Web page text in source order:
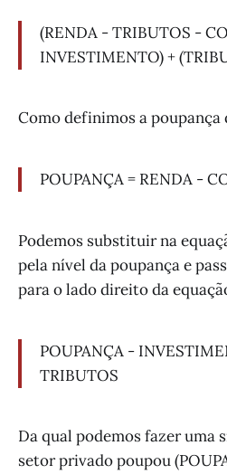
(RENDA - TRIBUTOS -
INVESTIMENTO) +
Como definimos a poupança
POUPANÇA = RENDA -
Podemos substituir na
pela nível da poupança e
para o lado direito da
POUPANÇA -
TRIBUTOS
Da qual podemos fazer uma
setor privado poupou